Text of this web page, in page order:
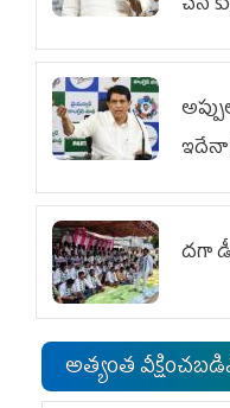
ఇదేనా
దగా
అత్యంత